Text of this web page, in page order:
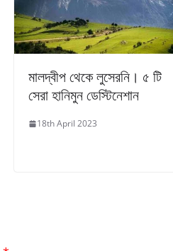
মালদ্বীপ থেকে লুসেরনি। ৫ টি
সেরা হানিমুন ডেস্টিনেশান
18th April 2023